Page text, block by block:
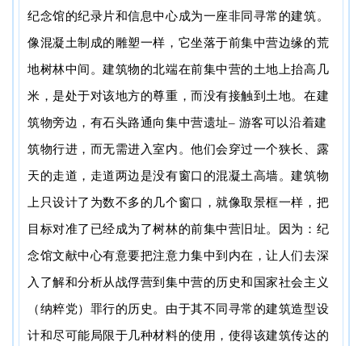
纪念馆的纪录片和信息中心成为一座非同寻常的建筑。
像混凝土制成的雕塑一样，它坐落于前集中营边缘的荒
地树林中间。建筑物的北端在前集中营的土地上抬高几
米，是处于对该地方的尊重，而没有接触到土地。在建
筑物旁边，有石头路通向集中营遗址– 游客可以沿着建
筑物行进，而无需进入室内。他们会穿过一个狭长、露
天的走道，走道两边是没有窗口的混凝土高墙。建筑物
上只设计了为数不多的几个窗口，就像取景框一样，把
目标对准了已经成为了树林的前集中营旧址。因为：纪
念馆文献中心有意要把注意力集中到内在，让人们去深
入了解和分析从战俘营到集中营的历史和国家社会主义
（纳粹党）罪行的历史。由于其不同寻常的建筑造型设
计和尽可能局限于几种材料的使用，使得该建筑传达的